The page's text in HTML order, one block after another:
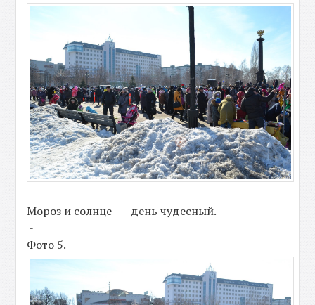
-
Мороз и солнце —- день чудесный.
-
Фото 5.